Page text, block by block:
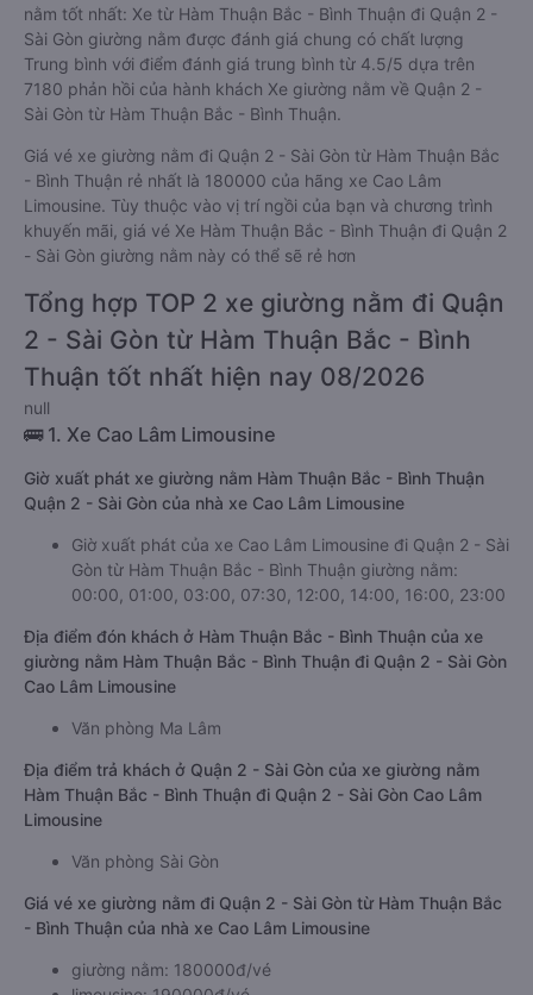
nằm tốt nhất: Xe từ Hàm Thuận Bắc - Bình Thuận đi Quận 2 -
Sài Gòn giường nằm được đánh giá chung có chất lượng
Trung bình với điểm đánh giá trung bình từ 4.5/5 dựa trên
7180 phản hồi của hành khách Xe giường nằm về Quận 2 -
Sài Gòn từ Hàm Thuận Bắc - Bình Thuận.
Giá vé xe giường nằm đi Quận 2 - Sài Gòn từ Hàm Thuận Bắc
- Bình Thuận rẻ nhất là 180000 của hãng xe Cao Lâm
Limousine. Tùy thuộc vào vị trí ngồi của bạn và chương trình
khuyến mãi, giá vé Xe Hàm Thuận Bắc - Bình Thuận đi Quận 2
- Sài Gòn giường nằm này có thể sẽ rẻ hơn
Tổng hợp TOP 2 xe giường nằm đi Quận
2 - Sài Gòn từ Hàm Thuận Bắc - Bình
Thuận tốt nhất hiện nay 08/2026
null
🚌 1. Xe Cao Lâm Limousine
Giờ xuất phát xe giường nằm Hàm Thuận Bắc - Bình Thuận
Quận 2 - Sài Gòn của nhà xe Cao Lâm Limousine
Giờ xuất phát của xe Cao Lâm Limousine đi Quận 2 - Sài
Gòn từ Hàm Thuận Bắc - Bình Thuận giường nằm:
00:00, 01:00, 03:00, 07:30, 12:00, 14:00, 16:00, 23:00
Địa điểm đón khách ở Hàm Thuận Bắc - Bình Thuận của xe
giường nằm Hàm Thuận Bắc - Bình Thuận đi Quận 2 - Sài Gòn
Cao Lâm Limousine
Văn phòng Ma Lâm
Địa điểm trả khách ở Quận 2 - Sài Gòn của xe giường nằm
Hàm Thuận Bắc - Bình Thuận đi Quận 2 - Sài Gòn Cao Lâm
Limousine
Văn phòng Sài Gòn
Giá vé xe giường nằm đi Quận 2 - Sài Gòn từ Hàm Thuận Bắc
- Bình Thuận của nhà xe Cao Lâm Limousine
giường nằm: 180000đ/vé